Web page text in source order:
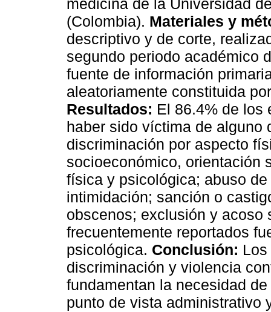
medicina de la Universidad
(Colombia). Materiales y
descriptivo y de corte,
segundo periodo académico
fuente de información
aleatoriamente constituida
Resultados: El 86.4% de los
haber sido víctima de alguno
discriminación por aspecto
socioeconómico, orientación
física y psicológica; abuso
intimidación; sanción o
obscenos; exclusión y
frecuentemente reportados
psicológica. Conclusión:
discriminación y violencia
fundamentan la necesidad
punto de vista administrativo